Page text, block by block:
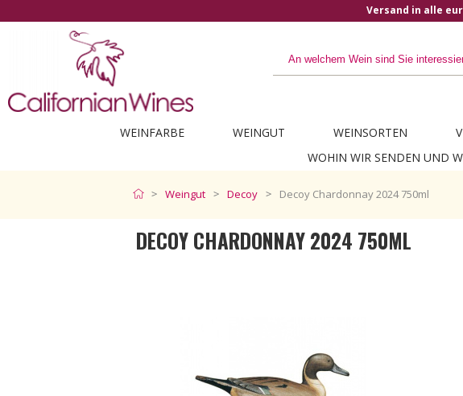
Versand in alle
WEINFARBE WEINGUT WEINSORTEN
WOHIN WIR SENDEN UND
Weingut Decoy Decoy Chardonnay 2024 750ml
DECOY CHARDONNAY 2024 750ML